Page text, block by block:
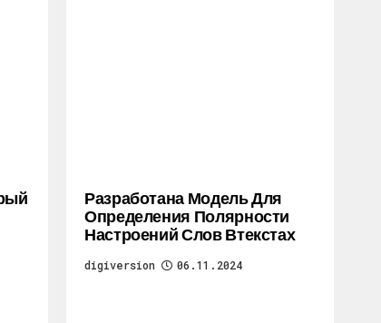
Разработана Модель Для
Определения Полярности
Настроений Слов Втекстах
digiversion 06.11.2024